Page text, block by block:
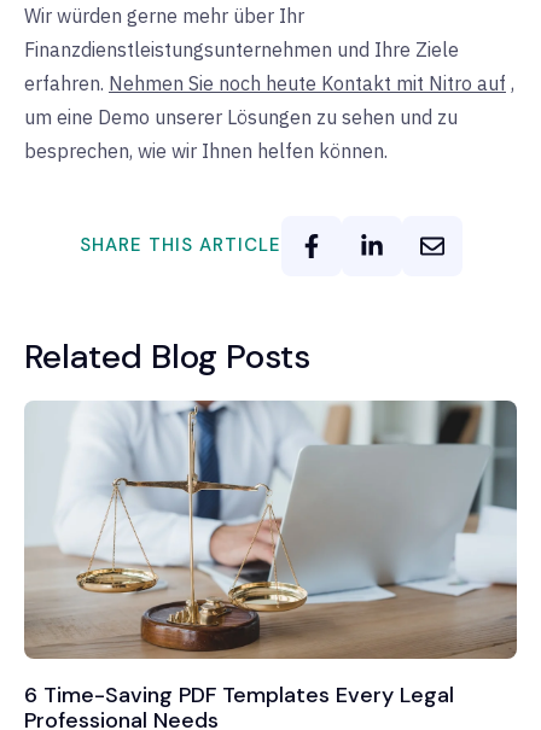
Wir würden gerne mehr über Ihr
Finanzdienstleistungsunternehmen und Ihre Ziele
erfahren. Nehmen Sie noch heute Kontakt mit Nitro auf ,
um eine Demo unserer Lösungen zu sehen und zu
besprechen, wie wir Ihnen helfen können.
SHARE THIS ARTICLE
Related Blog Posts
6 Time-Saving PDF Templates Every Legal
Professional Needs